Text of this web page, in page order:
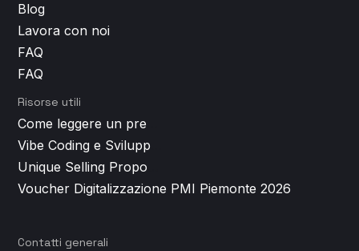
Blog
Lavora con noi
FAQ
FAQ
Risorse utili
Voucher Digitalizzazione PMI Piemonte 2026
Contatti generali